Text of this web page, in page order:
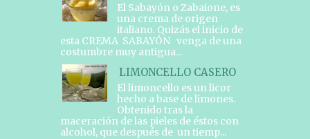
El Sabayón o Zabaione, es
una crema de origen
italiano. Quizás el inicio de
esta CREMA SABAYÓN venga de una
costumbre muy antigua...
LIMONCELLO CASERO
El limoncello es un licor
hecho a base de limones.
Obtenido tras la
maceración de las pieles de éstos con
alcohol, que después de un tiemp...